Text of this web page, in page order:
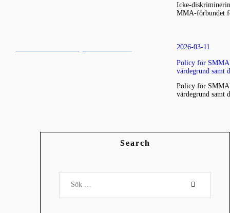
Icke-
MMA-förbundet
2026-03-11
Policy för
värdegrund samt
Policy för
värdegrund samt
Search
efter: